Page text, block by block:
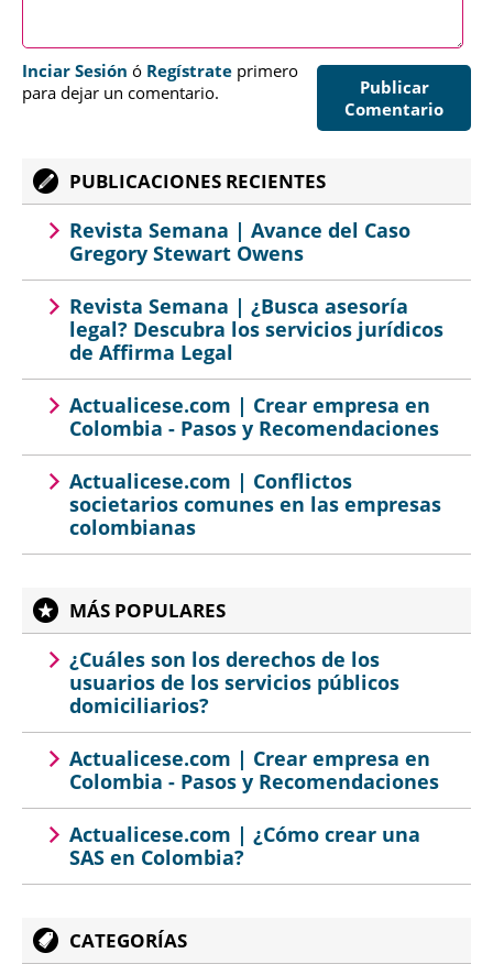
Publicar
Comentario
Inciar Sesión ó Regístrate primero
para dejar un comentario.
PUBLICACIONES RECIENTES
Revista Semana | Avance del Caso
Gregory Stewart Owens
Revista Semana | ¿Busca asesoría
legal? Descubra los servicios jurídicos
de Affirma Legal
Actualicese.com | Crear empresa en
Colombia - Pasos y Recomendaciones
Actualicese.com | Conflictos
societarios comunes en las empresas
colombianas
MÁS POPULARES
¿Cuáles son los derechos de los
usuarios de los servicios públicos
domiciliarios?
Actualicese.com | Crear empresa en
Colombia - Pasos y Recomendaciones
Actualicese.com | ¿Cómo crear una
SAS en Colombia?
CATEGORÍAS